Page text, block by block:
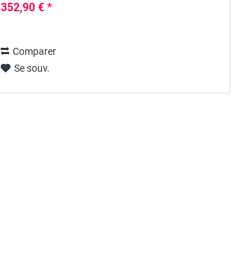
352,90 € *
Comparer
Se souv.